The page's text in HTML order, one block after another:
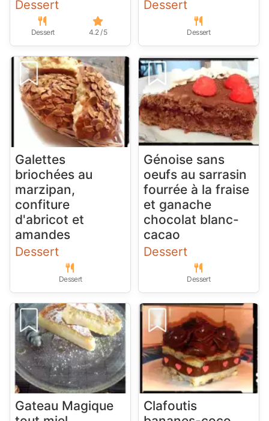
Dessert
Dessert 4.2 / 5
Dessert
Dessert
Galettes
briochées au
marzipan,
confiture
d'abricot et
amandes
Dessert
Dessert
Génoise sans
oeufs au sarrasin
fourrée à la fraise
et ganache
chocolat blanc-
cacao
Dessert
Dessert
Gateau Magique
Clafoutis